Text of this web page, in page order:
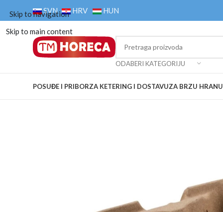
Skip to navigation
Skip to main content
SVN HRV HUN
ODABERI KATEGORIJU
POSUĐE I PRIBORZA KETERING I DOSTAVUZA BRZU HRANU